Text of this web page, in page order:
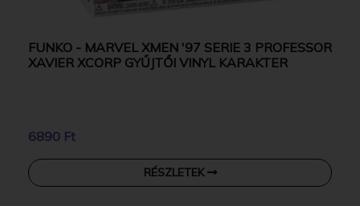
FUNKO - MARVEL XMEN '97 SERIE 3 PROFESSOR
XAVIER XCORP GYŰJTŐI VINYL KARAKTER
6890 Ft
RÉSZLETEK